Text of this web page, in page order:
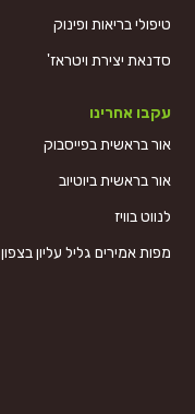
טיפולי בריאות ופינוק
סדנאת יצירת ויטראז'
עקבו אחרינו
אור בראשית בפייסבוק
אור בראשית ביוטיוב
לנווט בוויז
מפות אמירים גליל עליון בצפון